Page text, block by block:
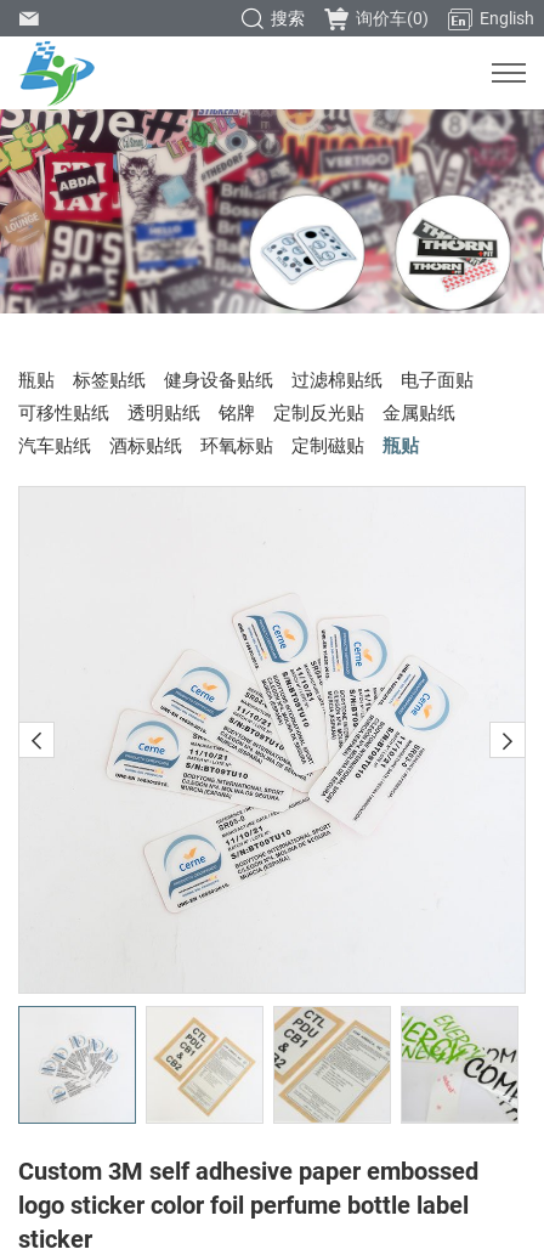
English
询价车(0)
搜索
瓶贴 标签贴纸 健身设备贴纸 过滤棉贴纸
电子面贴
可移性贴纸
透明贴纸 铭牌 定制反光贴
金属贴纸
汽车贴纸
酒标贴纸 环氧标贴 定制磁贴 瓶贴
Custom 3M self adhesive paper embossed
logo sticker color foil perfume bottle label
sticker